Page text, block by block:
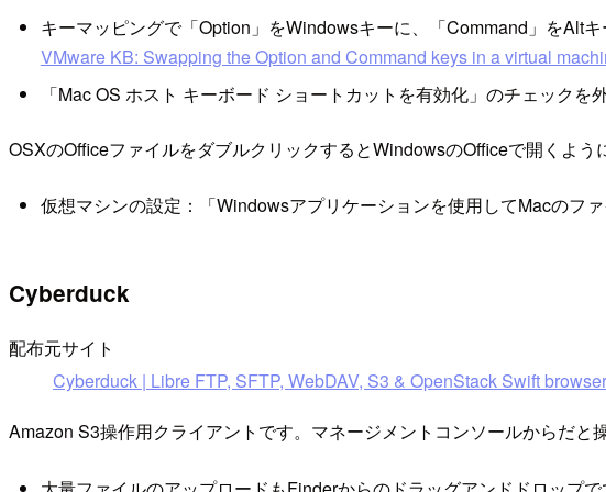
キーマッピングで「Option」をWindowsキーに、「Command」をAlt
VMware KB: Swapping the Option and Command keys in a virtual
「Mac OS ホスト キーボード ショートカットを有効化」のチェックを
OSXのOfficeファイルをダブルクリックするとWindowsのOfficeで開くよう
仮想マシンの設定：「Windowsアプリケーションを使用してMacのフ
Cyberduck
配布元サイト
Cyberduck | Libre FTP, SFTP, WebDAV, S3 & OpenStack Swift
Amazon S3操作用クライアントです。マネージメントコンソールからだと